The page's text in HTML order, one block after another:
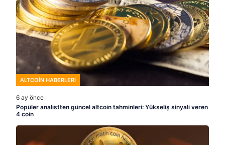
ALTCOIN HABERLERI
6 ay önce
Popüler analistten güncel altcoin tahminleri: Yükseliş sinyali veren
4 coin